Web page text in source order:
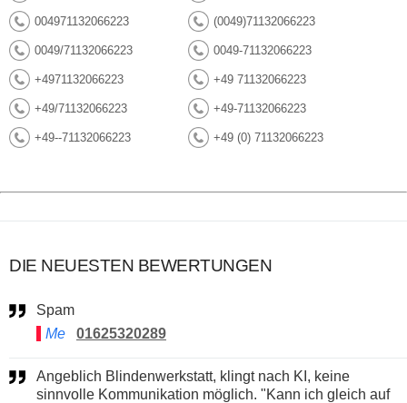
004971132066223 (0049)71132066223
0049/71132066223 0049-71132066223
+4971132066223 +49 71132066223
+49/71132066223 +49-71132066223
+49--71132066223 +49 (0) 71132066223
DIE NEUESTEN BEWERTUNGEN
Spam
Me
01625320289
Angeblich Blindenwerkstatt, klingt nach KI, keine
sinnvolle Kommunikation möglich. "Kann ich gleich auf